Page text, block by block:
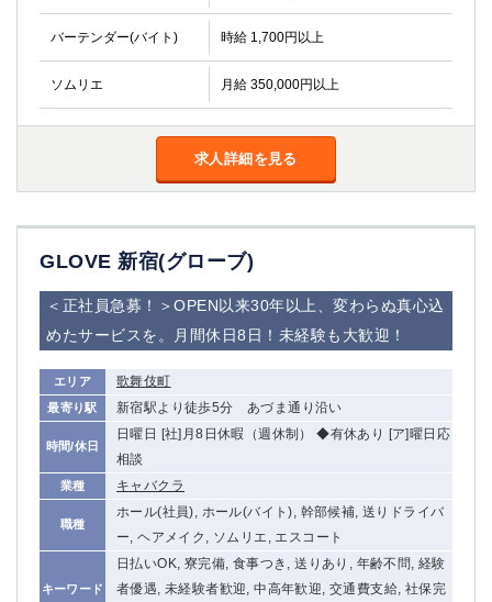
バーテンダー(バイト) 時給 1,700円以上
ソムリエ 月給 350,000円以上
求人詳細を見る
GLOVE 新宿(グローブ)
＜正社員急募！＞OPEN以来30年以上、変わらぬ真心込
めたサービスを。月間休日8日！未経験も大歓迎！
エリア 歌舞伎町
最寄り駅 新宿駅より徒歩5分 あづま通り沿い
時間/休日
日曜日 [社]月8日休暇（週休制） ◆有休あり [ア]曜日応
相談
業種 キャバクラ
職種
ホール(社員), ホール(バイト), 幹部候補, 送りドライバ
ー, ヘアメイク, ソムリエ, エスコート
キーワード
日払いOK, 寮完備, 食事つき, 送りあり, 年齢不問, 経験
者優遇, 未経験者歓迎, 中高年歓迎, 交通費支給, 社保完